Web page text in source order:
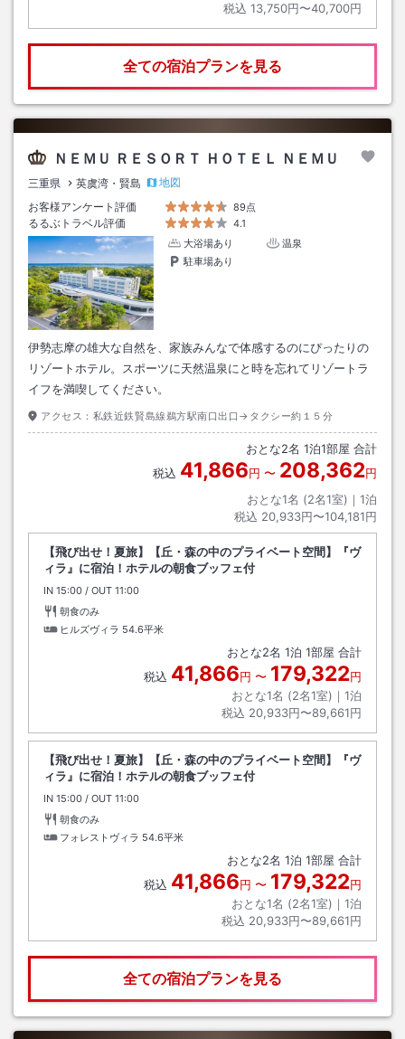
税込 13,750円〜40,700円
全ての宿泊プランを見る
ＮＥＭＵ ＲＥＳＯＲＴ ＨＯＴＥＬ ＮＥＭＵ
三重県 英虞湾・賢島
地図
お客様アンケート評価
89点
るるぶトラベル評価
4.1
大浴場あり
温泉
駐車場あり
伊勢志摩の雄大な自然を、家族みんなで体感するのにぴったりの
リゾートホテル。スポーツに天然温泉にと時を忘れてリゾートラ
イフを満喫してください。
アクセス： 私鉄近鉄賢島線鵜方駅南口出口→タクシー約１５分
おとな2名 1泊1部屋 合計
税込 41,866円 〜 208,362円
おとな1名 (2名1室)｜ 1泊
税込 20,933円〜104,181円
【飛び出せ！夏旅】【丘・森の中のプライベート空間】『ヴ
ィラ』に宿泊！ホテルの朝食ブッフェ付
IN チェックイン
15:00 / OUT チェックアウト
11:00
朝食のみ
ヒルズヴィラ 54.6平米
おとな2名 1泊 1部屋 合計
税込 41,866円 〜 179,322円
おとな1名 (2名1室)｜ 1泊
税込 20,933円〜89,661円
【飛び出せ！夏旅】【丘・森の中のプライベート空間】『ヴ
ィラ』に宿泊！ホテルの朝食ブッフェ付
IN チェックイン
15:00 / OUT チェックアウト
11:00
朝食のみ
フォレストヴィラ 54.6平米
おとな2名 1泊 1部屋 合計
税込 41,866円 〜 179,322円
おとな1名 (2名1室)｜ 1泊
税込 20,933円〜89,661円
全ての宿泊プランを見る